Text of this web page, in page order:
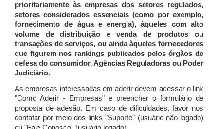
prioritariamente às empresas dos setores regulados,
setores considerados essenciais (como por exemplo,
fornecimento de água e energia), àqueles com alto
volume de distribuição e venda de produtos ou
transações de serviços, ou ainda àqueles fornecedores
que figurem nos rankings publicados pelos órgãos de
defesa do consumidor, Agências Reguladoras ou Poder
Judiciário.
As empresas interessadas em aderir devem acessar o link
"Como Aderir - Empresas" e preencher o formulário de
proposta de adesão. Em caso de dificuldades, favor nos
contatar por meio dos links "Suporte" (usuário não logado)